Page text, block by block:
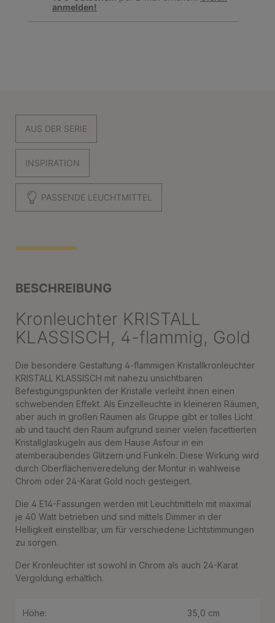
anmelden!
AUS DER SERIE
INSPIRATION
PASSENDE LEUCHTMITTEL
BESCHREIBUNG
Kronleuchter KRISTALL
KLASSISCH, 4-flammig, Gold
Die besondere Gestaltung 4-flammigen Kristallkronleuchter
KRISTALL KLASSISCH mit nahezu unsichtbaren
Befestigungspunkten der Kristalle verleiht ihnen einen
schwebenden Effekt. Als Einzelleuchte in kleineren Räumen,
aber auch in großen Räumen als Gruppe gibt er tolles Licht
ab und taucht den Raum aufgrund seiner vielen facettierten
Kristallglaskugeln aus dem Hause Asfour in ein
atemberaubendes Glitzern und Funkeln. Diese Wirkung wird
durch Oberflächenveredelung der Montur in wahlweise
Chrom oder 24-Karat Gold noch gesteigert.
Die 4 E14-Fassungen werden mit Leuchtmitteln mit maximal
je 40 Watt betrieben und sind mittels Dimmer in der
Helligkeit einstellbar, um für verschiedene Lichtstimmungen
zu sorgen.
Der Kronleuchter ist sowohl in Chrom als auch 24-Karat
Vergoldung erhältlich.
Höhe: 35,0 cm